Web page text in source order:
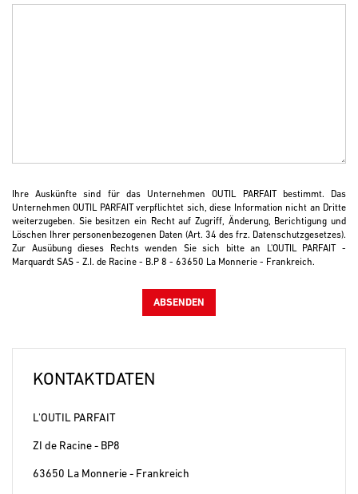
Ihre Auskünfte sind für das Unternehmen OUTIL PARFAIT bestimmt. Das
Unternehmen OUTIL PARFAIT verpflichtet sich, diese Information nicht an Dritte
weiterzugeben. Sie besitzen ein Recht auf Zugriff, Änderung, Berichtigung und
Löschen Ihrer personenbezogenen Daten (Art. 34 des frz. Datenschutzgesetzes).
Zur Ausübung dieses Rechts wenden Sie sich bitte an L'OUTIL PARFAIT -
Marquardt SAS - Z.I. de Racine - B.P 8 - 63650 La Monnerie - Frankreich.
KONTAKTDATEN
L'OUTIL PARFAIT
ZI de Racine - BP8
63650 La Monnerie - Frankreich